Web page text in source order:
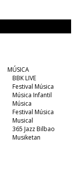
MÚSICA
BBK LIVE
Festival Música
Música Infantil
Música
Festival Música
Musical
365 Jazz Bilbao
Musiketan